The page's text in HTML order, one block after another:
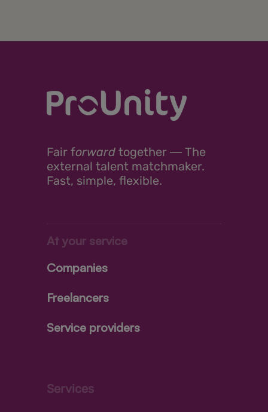
Fair forward together ― The
external talent matchmaker.
Fast, simple, flexible.
At your service
Companies
Freelancers
Service providers
Services